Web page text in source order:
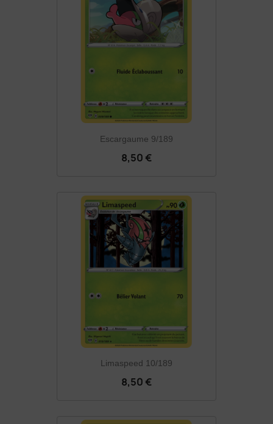
Escargaume 9/189
8,50 €
Limaspeed 10/189
8,50 €